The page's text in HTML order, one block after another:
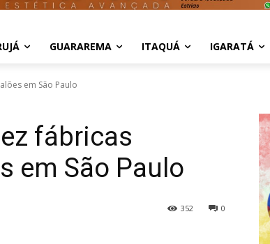
GUARAREMA ITAQUÁ IGARATÁ
em São Paulo
fábricas
em São Paulo
0
352